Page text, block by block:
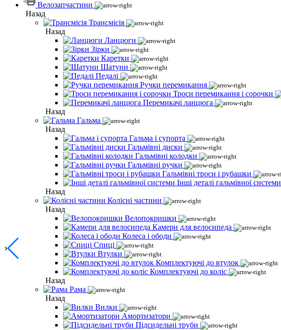
Велозапчастини
Назад
Трансмісія
Назад
Ланцюги
Зірки
Каретки
Шатуни
Педалі
Ручки перемикання
Троси перемикання і сорочки
Перемикачі ланцюга
Назад
Гальма
Назад
Гальма і супорта
Гальмівні диски
Гальмівні колодки
Гальмівні ручки
Гальмівні троси і рубашки
Інші деталі гальмівної системи
Назад
Колісні частини
Назад
Велопокришки
Камери для велосипеда
Колеса і ободи
Спиці
Втулки
Комплектуючі до втулок
Комплектуючі до коліс
Назад
Рама
Назад
Вилки
Амортизатори
Підсидельні труби